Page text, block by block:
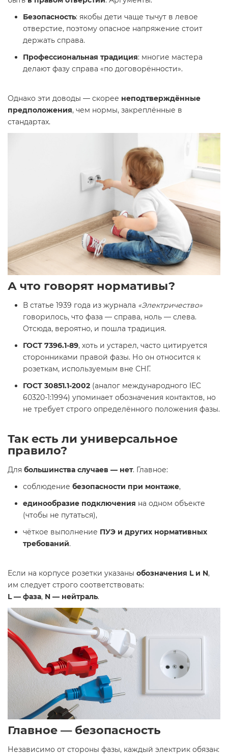
Безопасность: якобы дети чаще тычут в левое
отверстие, поэтому опасное напряжение стоит
держать справа.
Профессиональная традиция: многие мастера
делают фазу справа «по договорённости».
Однако эти доводы — скорее неподтверждённые
предположения, чем нормы, закреплённые в
стандартах.
А что говорят нормативы?
В статье 1939 года из журнала «Электричество»
говорилось, что фаза — справа, ноль — слева.
Отсюда, вероятно, и пошла традиция.
ГОСТ 7396.1-89, хоть и устарел, часто цитируется
сторонниками правой фазы. Но он относится к
розеткам, используемым вне СНГ.
ГОСТ 30851.1-2002 (аналог международного IEC
60320-1:1994) упоминает обозначения контактов, но
не требует строго определённого положения фазы.
Так есть ли универсальное
правило?
Для большинства случаев — нет. Главное:
соблюдение безопасности при монтаже,
единообразие подключения на одном объекте
(чтобы не путаться),
чёткое выполнение ПУЭ и других нормативных
требований.
Если на корпусе розетки указаны обозначения L и N,
им следует строго соответствовать:
L — фаза, N — нейтраль.
Главное — безопасность
Независимо от стороны фазы, каждый электрик обязан: